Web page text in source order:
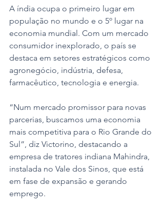
A índia ocupa o primeiro lugar em
população no mundo e o 5º lugar na
economia mundial. Com um mercado
consumidor inexplorado, o país se
destaca em setores estratégicos como
agronegócio, indústria, defesa,
farmacêutico, tecnologia e energia.
“Num mercado promissor para novas
parcerias, buscamos uma economia
mais competitiva para o Rio Grande do
Sul”, diz Victorino, destacando a
empresa de tratores indiana Mahindra,
instalada no Vale dos Sinos, que está
em fase de expansão e gerando
emprego.